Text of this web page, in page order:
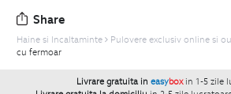
Share
Haine si Incaltaminte Pulovere exclusiv online si
cu fermoar
Livrare gratuita in easybox in 1-5 zile